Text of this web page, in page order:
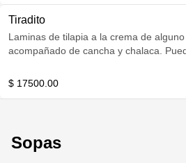
Tiradito
Laminas de tilapia a la crema de
acompañado de cancha y chalaca.
$ 17500.00
Sopas